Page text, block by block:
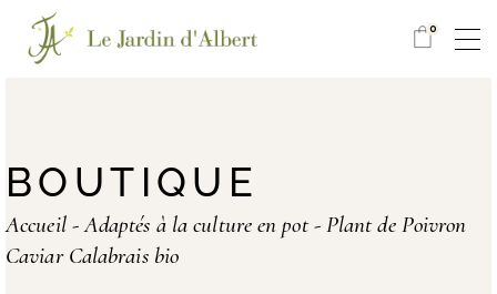
0
BOUTIQUE
Accueil Adaptés à la culture en pot
Plant de Poivron
Caviar Calabrais bio